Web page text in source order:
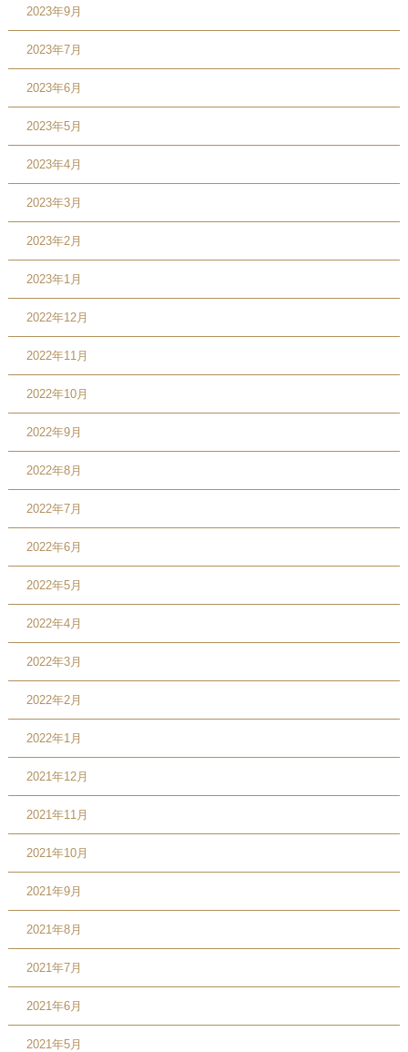
2023年9月
2023年7月
2023年6月
2023年5月
2023年4月
2023年3月
2023年2月
2023年1月
2022年12月
2022年11月
2022年10月
2022年9月
2022年8月
2022年7月
2022年6月
2022年5月
2022年4月
2022年3月
2022年2月
2022年1月
2021年12月
2021年11月
2021年10月
2021年9月
2021年8月
2021年7月
2021年6月
2021年5月